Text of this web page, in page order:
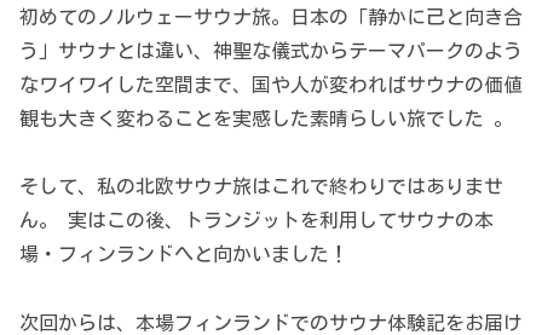
初めてのノルウェーサウナ旅。日本の「静かに己と向き合
う」サウナとは違い、神聖な儀式からテーマパークのよう
なワイワイした空間まで、国や人が変わればサウナの価値
観も大きく変わることを実感した素晴らしい旅でした 。
そして、私の北欧サウナ旅はこれで終わりではありませ
ん。 実はこの後、トランジットを利用してサウナの本
場・フィンランドへと向かいました！
次回からは、本場フィンランドでのサウナ体験記をお届け